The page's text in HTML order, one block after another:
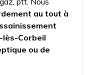
au tout à
lès-Corbeil
ou de